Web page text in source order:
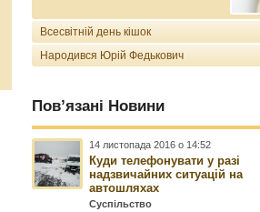
Всесвітній день кішок
Народився Юрій Федькович
Пов’язані Новини
14 листопада 2016 о 14:52
Куди телефонувати у разі
надзвичайних ситуацій на
автошляхах
Суспільство